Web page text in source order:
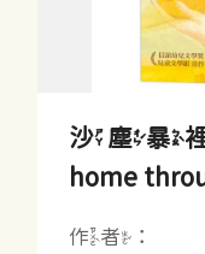
沙塵暴
home
作者：